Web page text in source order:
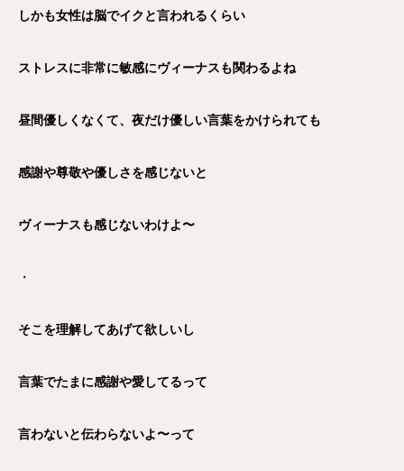
しかも女性は脳でイクと言われるくらい
ストレスに非常に敏感にヴィーナスも関わるよね
昼間優しくなくて、夜だけ優しい言葉をかけられても
感謝や尊敬や優しさを感じないと
ヴィーナスも感じないわけよ〜
・
そこを理解してあげて欲しいし
言葉でたまに感謝や愛してるって
言わないと伝わらないよ〜って